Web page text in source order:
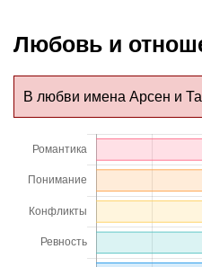
Любовь и
В любви имена Арсен и